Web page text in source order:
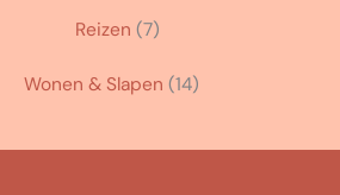
Reizen (7)
Wonen & Slapen (14)